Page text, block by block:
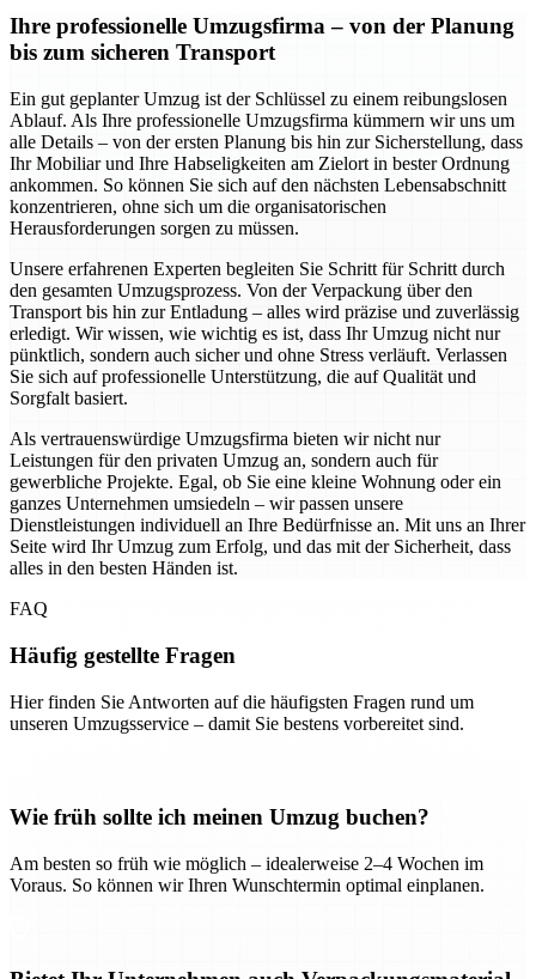
Ihre professionelle Umzugsfirma – von der Planung
bis zum sicheren Transport
Ein gut geplanter Umzug ist der Schlüssel zu einem reibungslosen
Ablauf. Als Ihre professionelle Umzugsfirma kümmern wir uns um
alle Details – von der ersten Planung bis hin zur Sicherstellung, dass
Ihr Mobiliar und Ihre Habseligkeiten am Zielort in bester Ordnung
ankommen. So können Sie sich auf den nächsten Lebensabschnitt
konzentrieren, ohne sich um die organisatorischen
Herausforderungen sorgen zu müssen.
Unsere erfahrenen Experten begleiten Sie Schritt für Schritt durch
den gesamten Umzugsprozess. Von der Verpackung über den
Transport bis hin zur Entladung – alles wird präzise und zuverlässig
erledigt. Wir wissen, wie wichtig es ist, dass Ihr Umzug nicht nur
pünktlich, sondern auch sicher und ohne Stress verläuft. Verlassen
Sie sich auf professionelle Unterstützung, die auf Qualität und
Sorgfalt basiert.
Als vertrauenswürdige Umzugsfirma bieten wir nicht nur
Leistungen für den privaten Umzug an, sondern auch für
gewerbliche Projekte. Egal, ob Sie eine kleine Wohnung oder ein
ganzes Unternehmen umsiedeln – wir passen unsere
Dienstleistungen individuell an Ihre Bedürfnisse an. Mit uns an Ihrer
Seite wird Ihr Umzug zum Erfolg, und das mit der Sicherheit, dass
alles in den besten Händen ist.
FAQ
Häufig gestellte Fragen
Hier finden Sie Antworten auf die häufigsten Fragen rund um
unseren Umzugsservice – damit Sie bestens vorbereitet sind.
Wie früh sollte ich meinen Umzug buchen?
Am besten so früh wie möglich – idealerweise 2–4 Wochen im
Voraus. So können wir Ihren Wunschtermin optimal einplanen.